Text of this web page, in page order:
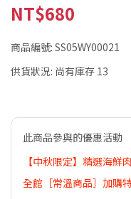
NT$680
商品編號: SS05WY00021
供貨狀況: 尚有庫存 13
此商品參與的優惠活動
【中秋限定】精選海
全館［常溫商品］加購